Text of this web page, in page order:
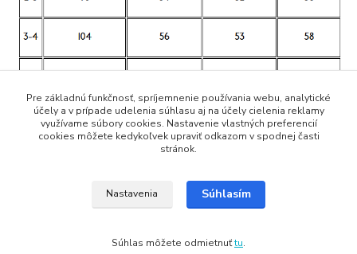
Pre základnú funkčnosť, spríjemnenie používania webu, analytické
účely a v prípade udelenia súhlasu aj na účely cielenia reklamy
využívame súbory cookies. Nastavenie vlastných preferencií
cookies môžete kedykoľvek upraviť odkazom v spodnej časti
stránok.
Nastavenia Súhlasím
Súhlas môžete odmietnuťtu.